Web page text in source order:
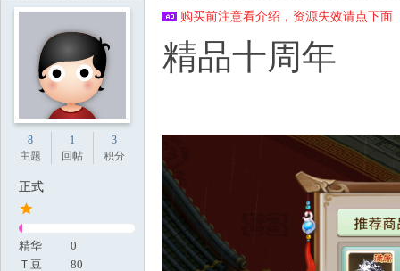
8
主题
1
回帖
3
积分
正式
精华
0
Ｔ豆
80
购买前注意看介绍，资源失效请点下
精品十周年